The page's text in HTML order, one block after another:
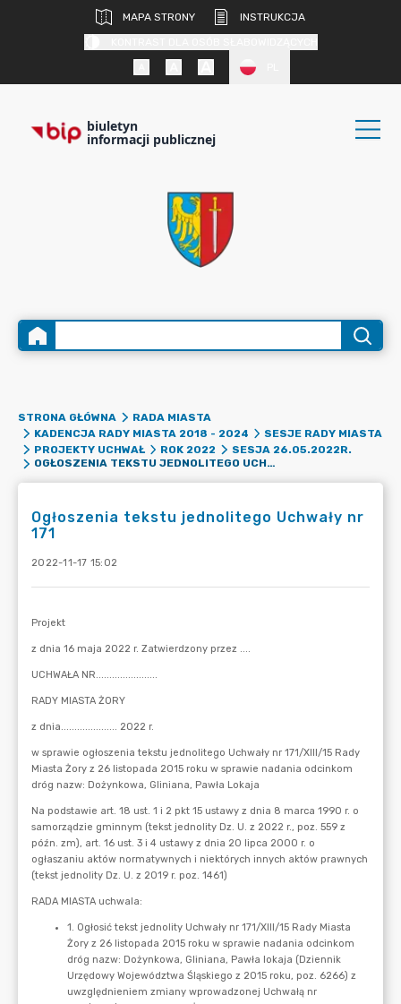
MAPA STRONY
INSTRUKCJA
biuletyn
informacji publicznej
STRONA GŁÓWNA
RADA MIASTA
KADENCJA RADY MIASTA 2018 - 2024
SESJE RADY MIASTA
PROJEKTY UCHWAŁ
ROK 2022
SESJA 26.05.2022R.
OGŁOSZENIA TEKSTU JEDNOLITEGO UCHWAŁY NR 171
Ogłoszenia tekstu jednolitego Uchwały nr
171
2022-11-17 15:02